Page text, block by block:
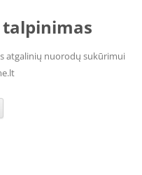
talpinimas
atgalinių nuorodų sukūrimui